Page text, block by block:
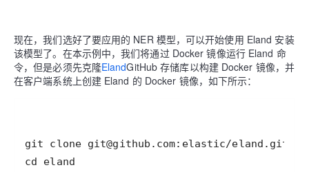
现在，我们选好了要应用的 NER 模型，可以开始使用 Eland 安装
该模型了。在本示例中，我们将通过 Docker 镜像运行 Eland 命
令，但是必须先克隆ElandGitHub 存储库以构建 Docker 镜像，并
在客户端系统上创建 Eland 的 Docker 镜像，如下所示：